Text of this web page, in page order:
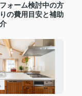
ォーム検討中の方
の費用目安と補助